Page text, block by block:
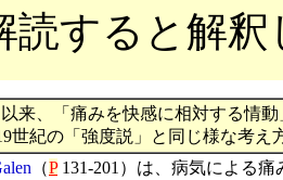
読すると解
来、「痛みを快感に相対する情
世紀の「強度説」と同じ様な考え
（P131-201）は、病気による